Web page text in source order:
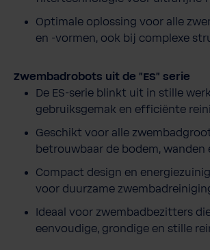
Optimale oplossing voor alle
en -vormen, ook bij complexe
Zwembadrobots uit de "ES" serie
De ES-serie blinkt uit in stille
gebruiksgemak en efficiënte
Geschikt voor alle
betrouwbaar de bodem, wanden
Compact design en
voor duurzame
Ideaal voor zwembadbezitters
eenvoudige, grondige en stille